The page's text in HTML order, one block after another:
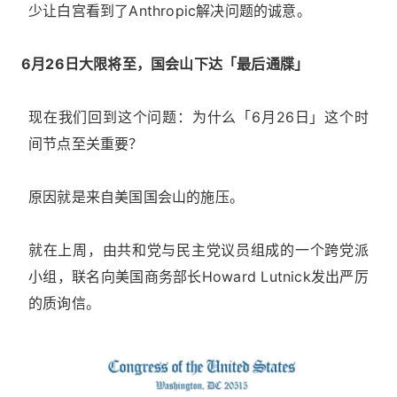
少让白宫看到了Anthropic解决问题的诚意。
6月26日大限将至，国会山下达「最后通牒」
现在我们回到这个问题：为什么「6月26日」这个时
间节点至关重要？
原因就是来自美国国会山的施压。
就在上周，由共和党与民主党议员组成的一个跨党派
小组，联名向美国商务部长Howard Lutnick发出严厉
的质询信。